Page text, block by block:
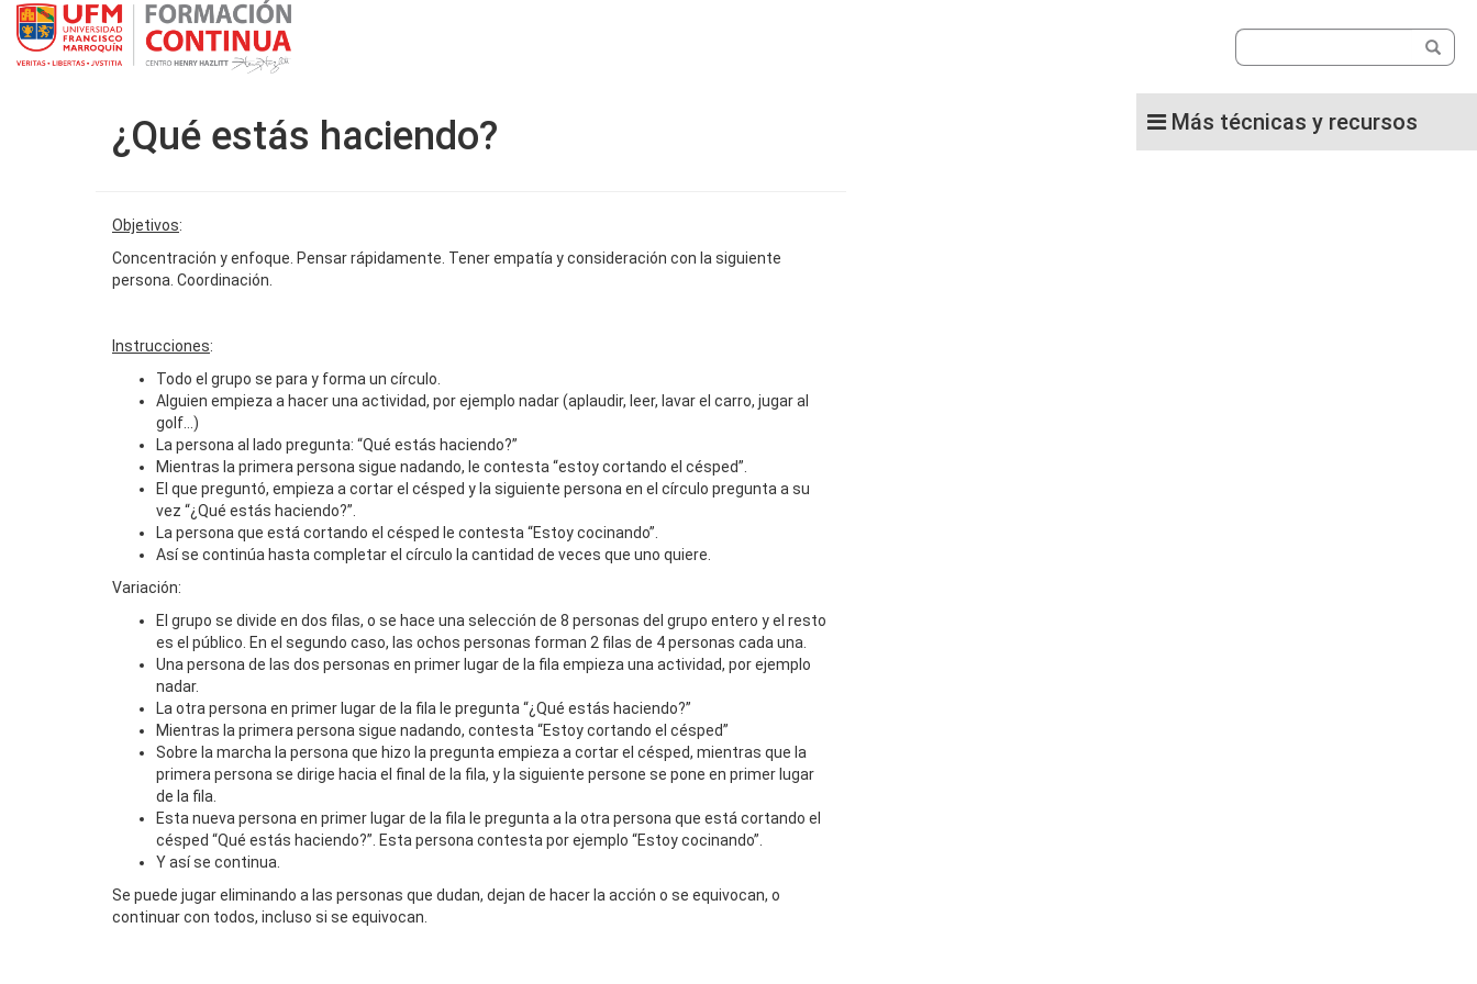
Más técnicas y recursos
¿Qué estás haciendo?
Objetivos:
Concentración y enfoque. Pensar rápidamente. Tener empatía y consideración con la siguiente
persona. Coordinación.
Instrucciones:
Todo el grupo se para y forma un círculo.
Alguien empieza a hacer una actividad, por ejemplo nadar (aplaudir, leer, lavar el carro, jugar al
golf…)
La persona al lado pregunta: “Qué estás haciendo?”
Mientras la primera persona sigue nadando, le contesta “estoy cortando el césped”.
El que preguntó, empieza a cortar el césped y la siguiente persona en el círculo pregunta a su
vez “¿Qué estás haciendo?”.
La persona que está cortando el césped le contesta “Estoy cocinando”.
Así se continúa hasta completar el círculo la cantidad de veces que uno quiere.
Variación:
El grupo se divide en dos filas, o se hace una selección de 8 personas del grupo entero y el resto
es el público. En el segundo caso, las ochos personas forman 2 filas de 4 personas cada una.
Una persona de las dos personas en primer lugar de la fila empieza una actividad, por ejemplo
nadar.
La otra persona en primer lugar de la fila le pregunta “¿Qué estás haciendo?”
Mientras la primera persona sigue nadando, contesta “Estoy cortando el césped”
Sobre la marcha la persona que hizo la pregunta empieza a cortar el césped, mientras que la
primera persona se dirige hacia el final de la fila, y la siguiente persone se pone en primer lugar
de la fila.
Esta nueva persona en primer lugar de la fila le pregunta a la otra persona que está cortando el
césped “Qué estás haciendo?”. Esta persona contesta por ejemplo “Estoy cocinando”.
Y así se continua.
Se puede jugar eliminando a las personas que dudan, dejan de hacer la acción o se equivocan, o
continuar con todos, incluso si se equivocan.